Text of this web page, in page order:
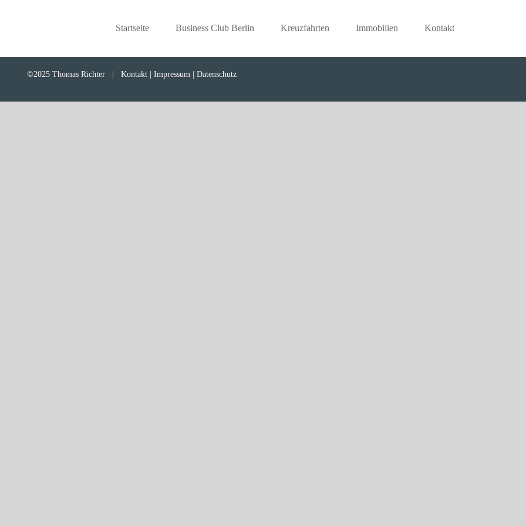
Startseite Business Club Berlin Kreuzfahrten Immobilien Kontakt
©2025 Thomas Richter | Kontakt | Impressum | Datenschutz